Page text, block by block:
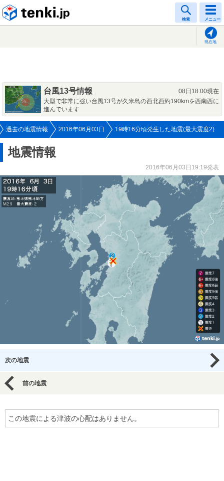
検索 メニュー
現在地
台風13号情報
08日18:00現在
大型で非常に強い台風13号が久米島の西北西約190kmを西南西に
進んでいます
過去の地震情報 2016年06月03日 19時16分頃発生した地震(最大震度2)
地震情報
2016年06月03日19:19発表
次の地震
前の地震
この地震による津波の心配はありません。